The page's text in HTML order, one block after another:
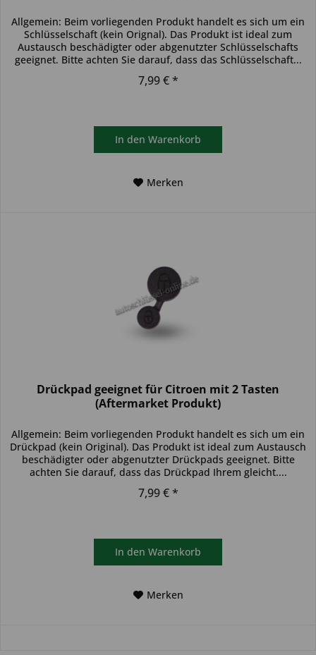
Allgemein: Beim vorliegenden Produkt handelt es sich um ein
Schlüsselschaft (kein Orignal). Das Produkt ist ideal zum
Austausch beschädigter oder abgenutzter Schlüsselschafts
geeignet. Bitte achten Sie darauf, dass das Schlüsselschaft...
7,99 € *
In den Warenkorb
Merken
Drückpad geeignet für Citroen mit 2 Tasten
(Aftermarket Produkt)
Allgemein: Beim vorliegenden Produkt handelt es sich um ein
Drückpad (kein Original). Das Produkt ist ideal zum Austausch
beschädigter oder abgenutzter Drückpads geeignet. Bitte
achten Sie darauf, dass das Drückpad Ihrem gleicht....
7,99 € *
In den Warenkorb
Merken